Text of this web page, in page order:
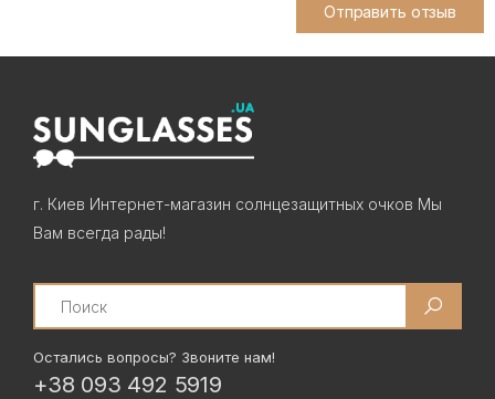
Отправить отзыв
г. Киев Интернет-магазин солнцезащитных очков Мы
Вам всегда рады!
Search
Остались вопросы? Звоните нам!
+38 093 492 5919